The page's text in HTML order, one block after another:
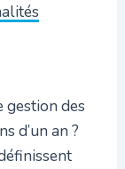
gestion des
d’un an ?